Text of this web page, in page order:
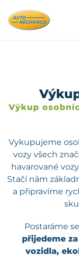
Výkup
Vykupujeme
vozy všech
havarované
Stačí nám
a připravíme
Postaráme
přijedeme
vozidla,